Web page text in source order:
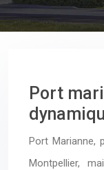
Port
Port Marianne,
Montpellier,